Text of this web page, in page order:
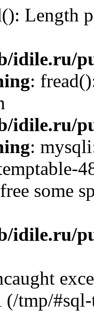
Length
idile.ru/
:
idile.ru/
:
some
idile.ru/
tmp/#sql-